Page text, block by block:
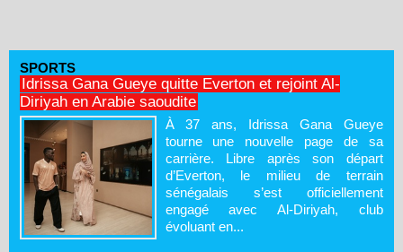
SPORTS
Idrissa Gana Gueye quitte Everton et rejoint Al-
Diriyah en Arabie saoudite
À 37 ans, Idrissa Gana Gueye
tourne une nouvelle page de sa
carrière. Libre après son départ
d’Everton, le milieu de terrain
sénégalais s’est officiellement
engagé avec Al-Diriyah, club
évoluant en...